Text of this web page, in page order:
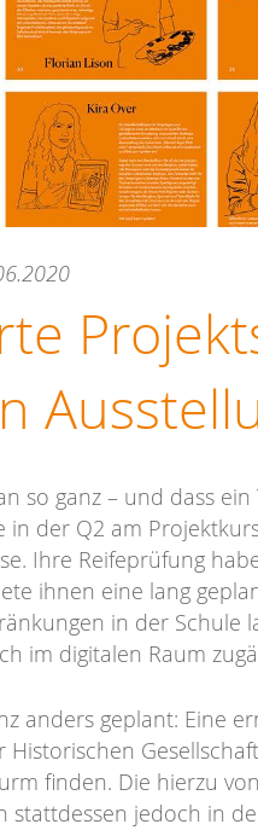
so ganz – und dass
der Q2 am
Ihre Reifeprüfung
ihnen eine lang
in der Schule
im digitalen Raum
anders geplant: Eine
Historischen
finden. Die hierzu
stattdessen jedoch in